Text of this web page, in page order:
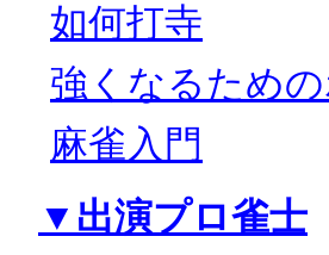
如何打寺
強くなるため
麻雀入門
▼出演プロ雀士